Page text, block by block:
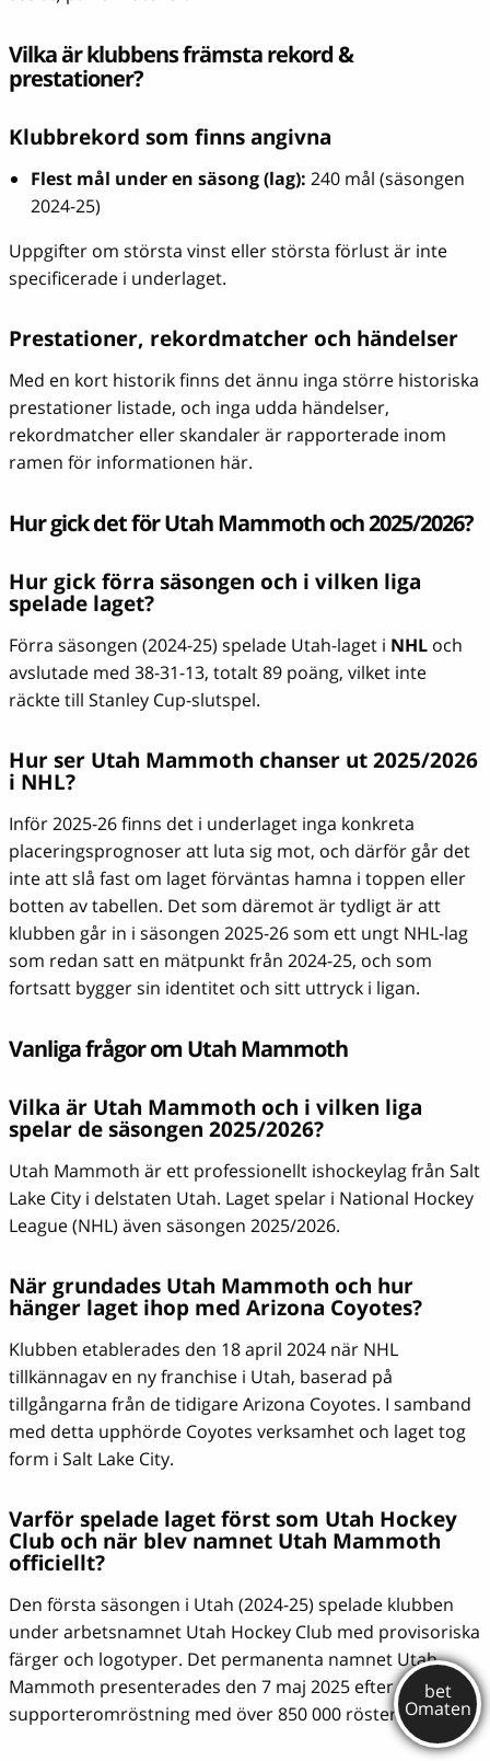
Vilka är klubbens främsta rekord &
prestationer?
Klubbrekord som finns angivna
Flest mål under en säsong (lag): 240 mål (säsongen
2024-25)
Uppgifter om största vinst eller största förlust är inte
specificerade i underlaget.
Prestationer, rekordmatcher och händelser
Med en kort historik finns det ännu inga större historiska
prestationer listade, och inga udda händelser,
rekordmatcher eller skandaler är rapporterade inom
ramen för informationen här.
Hur gick det för Utah Mammoth och 2025/2026?
Hur gick förra säsongen och i vilken liga
spelade laget?
Förra säsongen (2024-25) spelade Utah-laget i NHL och
avslutade med 38-31-13, totalt 89 poäng, vilket inte
räckte till Stanley Cup-slutspel.
Hur ser Utah Mammoth chanser ut 2025/2026
i NHL?
Inför 2025-26 finns det i underlaget inga konkreta
placeringsprognoser att luta sig mot, och därför går det
inte att slå fast om laget förväntas hamna i toppen eller
botten av tabellen. Det som däremot är tydligt är att
klubben går in i säsongen 2025-26 som ett ungt NHL-lag
som redan satt en mätpunkt från 2024-25, och som
fortsatt bygger sin identitet och sitt uttryck i ligan.
Vanliga frågor om Utah Mammoth
Vilka är Utah Mammoth och i vilken liga
spelar de säsongen 2025/2026?
Utah Mammoth är ett professionellt ishockeylag från Salt
Lake City i delstaten Utah. Laget spelar i National Hockey
League (NHL) även säsongen 2025/2026.
När grundades Utah Mammoth och hur
hänger laget ihop med Arizona Coyotes?
Klubben etablerades den 18 april 2024 när NHL
tillkännagav en ny franchise i Utah, baserad på
tillgångarna från de tidigare Arizona Coyotes. I samband
med detta upphörde Coyotes verksamhet och laget tog
form i Salt Lake City.
Varför spelade laget först som Utah Hockey
Club och när blev namnet Utah Mammoth
officiellt?
Den första säsongen i Utah (2024-25) spelade klubben
under arbetsnamnet Utah Hockey Club med provisoriska
färger och logotyper. Det permanenta namnet Utah
Mammoth presenterades den 7 maj 2025 efter en lång
supporteromröstning med över 850 000 röster.